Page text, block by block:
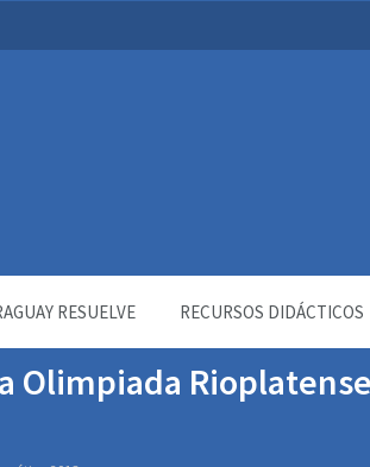
RESUELVE RECURSOS DIDÁCTICOS
Olimpiada